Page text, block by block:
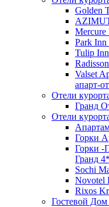
Golden
Mercure
Park
Tulip
Valset
апарт-
Отели
Гранд
Отели
Горки
Горки -
Гранд 4*
Sochi
Novotel
Rixos
Гостевой